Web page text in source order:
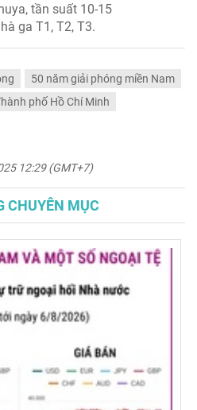
tần suất 10-15
ga T1, T2, T3.
50 năm giải phóng miền Nam
phố Hồ Chí Minh
12:29 (GMT+7)
CHUYÊN MỤC